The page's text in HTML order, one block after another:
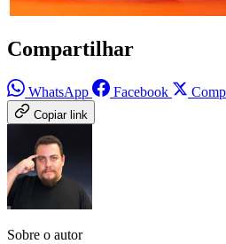
Compartilhar
WhatsApp Facebook
Copiar link
Sobre o autor